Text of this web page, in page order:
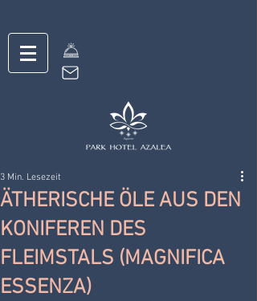
ÄTHERISCHE ÖLE AUS DEN
KONIFEREN DES
FLEIMSTALS (MAGNIFICA
ESSENZA)
3 Min. Lesezeit